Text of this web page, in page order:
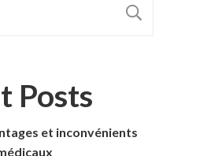
Posts
et inconvénients